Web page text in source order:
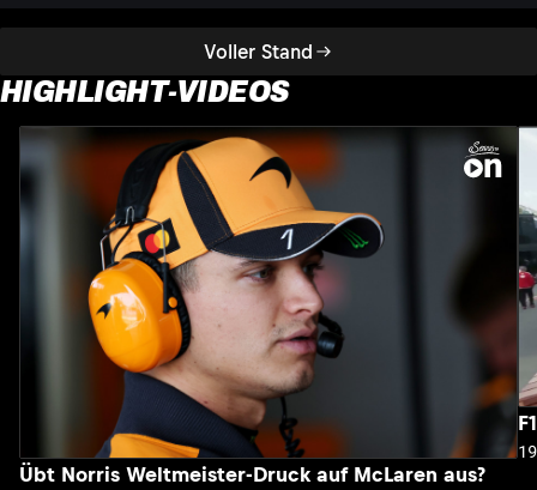
Voller Stand
HIGHLIGHT-VIDEOS
Übt Norris Weltmeister-Druck auf McLaren aus?